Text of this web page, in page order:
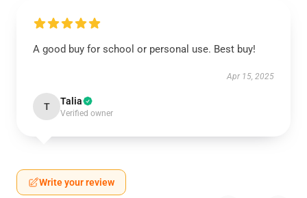
A good buy for school or personal use. Best buy!
Apr 15, 2025
T Talia
Verified owner
Write your review